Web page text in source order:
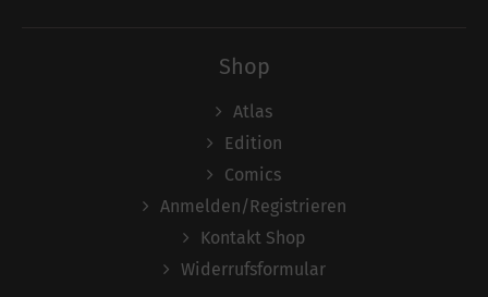
Shop
Atlas
Edition
Comics
Anmelden/Registrieren
Kontakt Shop
Widerrufsformular